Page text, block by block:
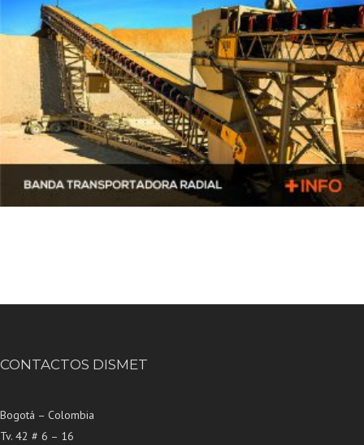
Transportadores de Apilamiento Radiales
CONTACTOS DISMET
Bogotá – Colombia
Tv. 42 # 6 – 16